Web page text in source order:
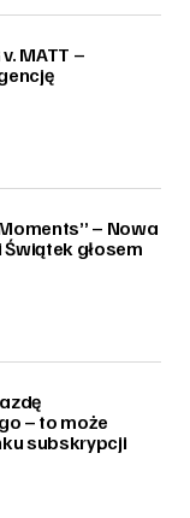
v. MATT –
– Nowa
głosem
– to może
subskrypcji